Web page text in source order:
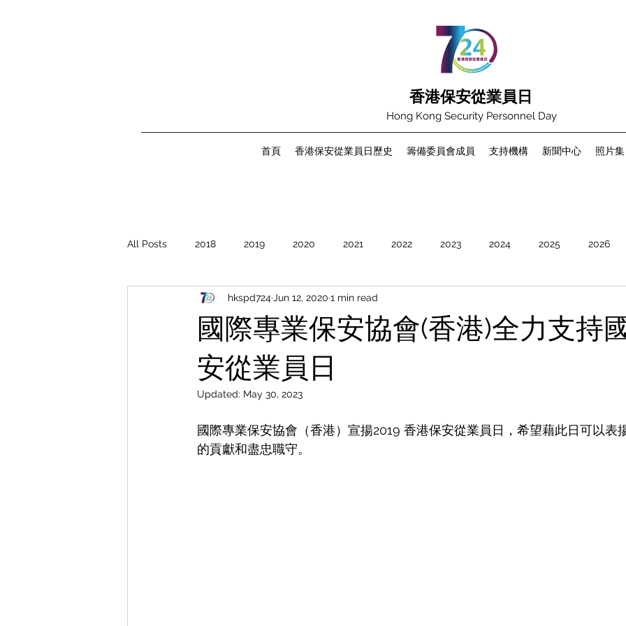
香港保安從業員日
Hong Kong Security Personnel Day
首頁 香港保安從業員日歷史 籌備委員會成員 支持機構 新聞中心 照片集
All Posts 2018 2019 2020 2021 2022 2023 2024 2025 2026
國際專業保安協會(香港)全力支持
安從業員日
hkspd724 Jun 12, 2020 1 min read
Updated: May 30, 2023
國際專業保安協會（香港）宣揚2019 香港保安從業員日，希望藉此日可以表
的貢獻和盡忠職守。